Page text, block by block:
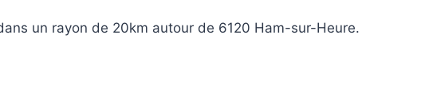
un rayon de 20km autour de 6120 Ham-sur-Heure.